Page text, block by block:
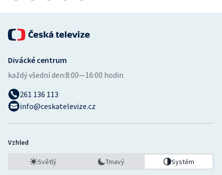
Ostatní
Divácké centrum
každý všední den:8:00—16:00 hodin
261 136 113
info@ceskatelevize.cz
Vzhled
Světlý Tmavý Systém